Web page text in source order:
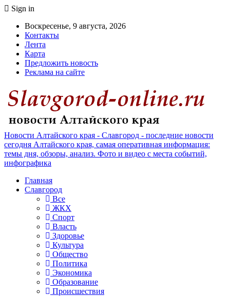
Sign in
Воскресенье, 9 августа, 2026
Контакты
Лента
Карта
Предложить новость
Реклама на сайте
Новости Алтайского края - Славгород - последние новости
сегодня Алтайского края, самая оперативная информация:
темы дня, обзоры, анализ. Фото и видео с места событий,
инфографика
Главная
Славгород
Все
ЖКХ
Спорт
Власть
Здоровье
Культура
Общество
Политика
Экономика
Образование
Происшествия